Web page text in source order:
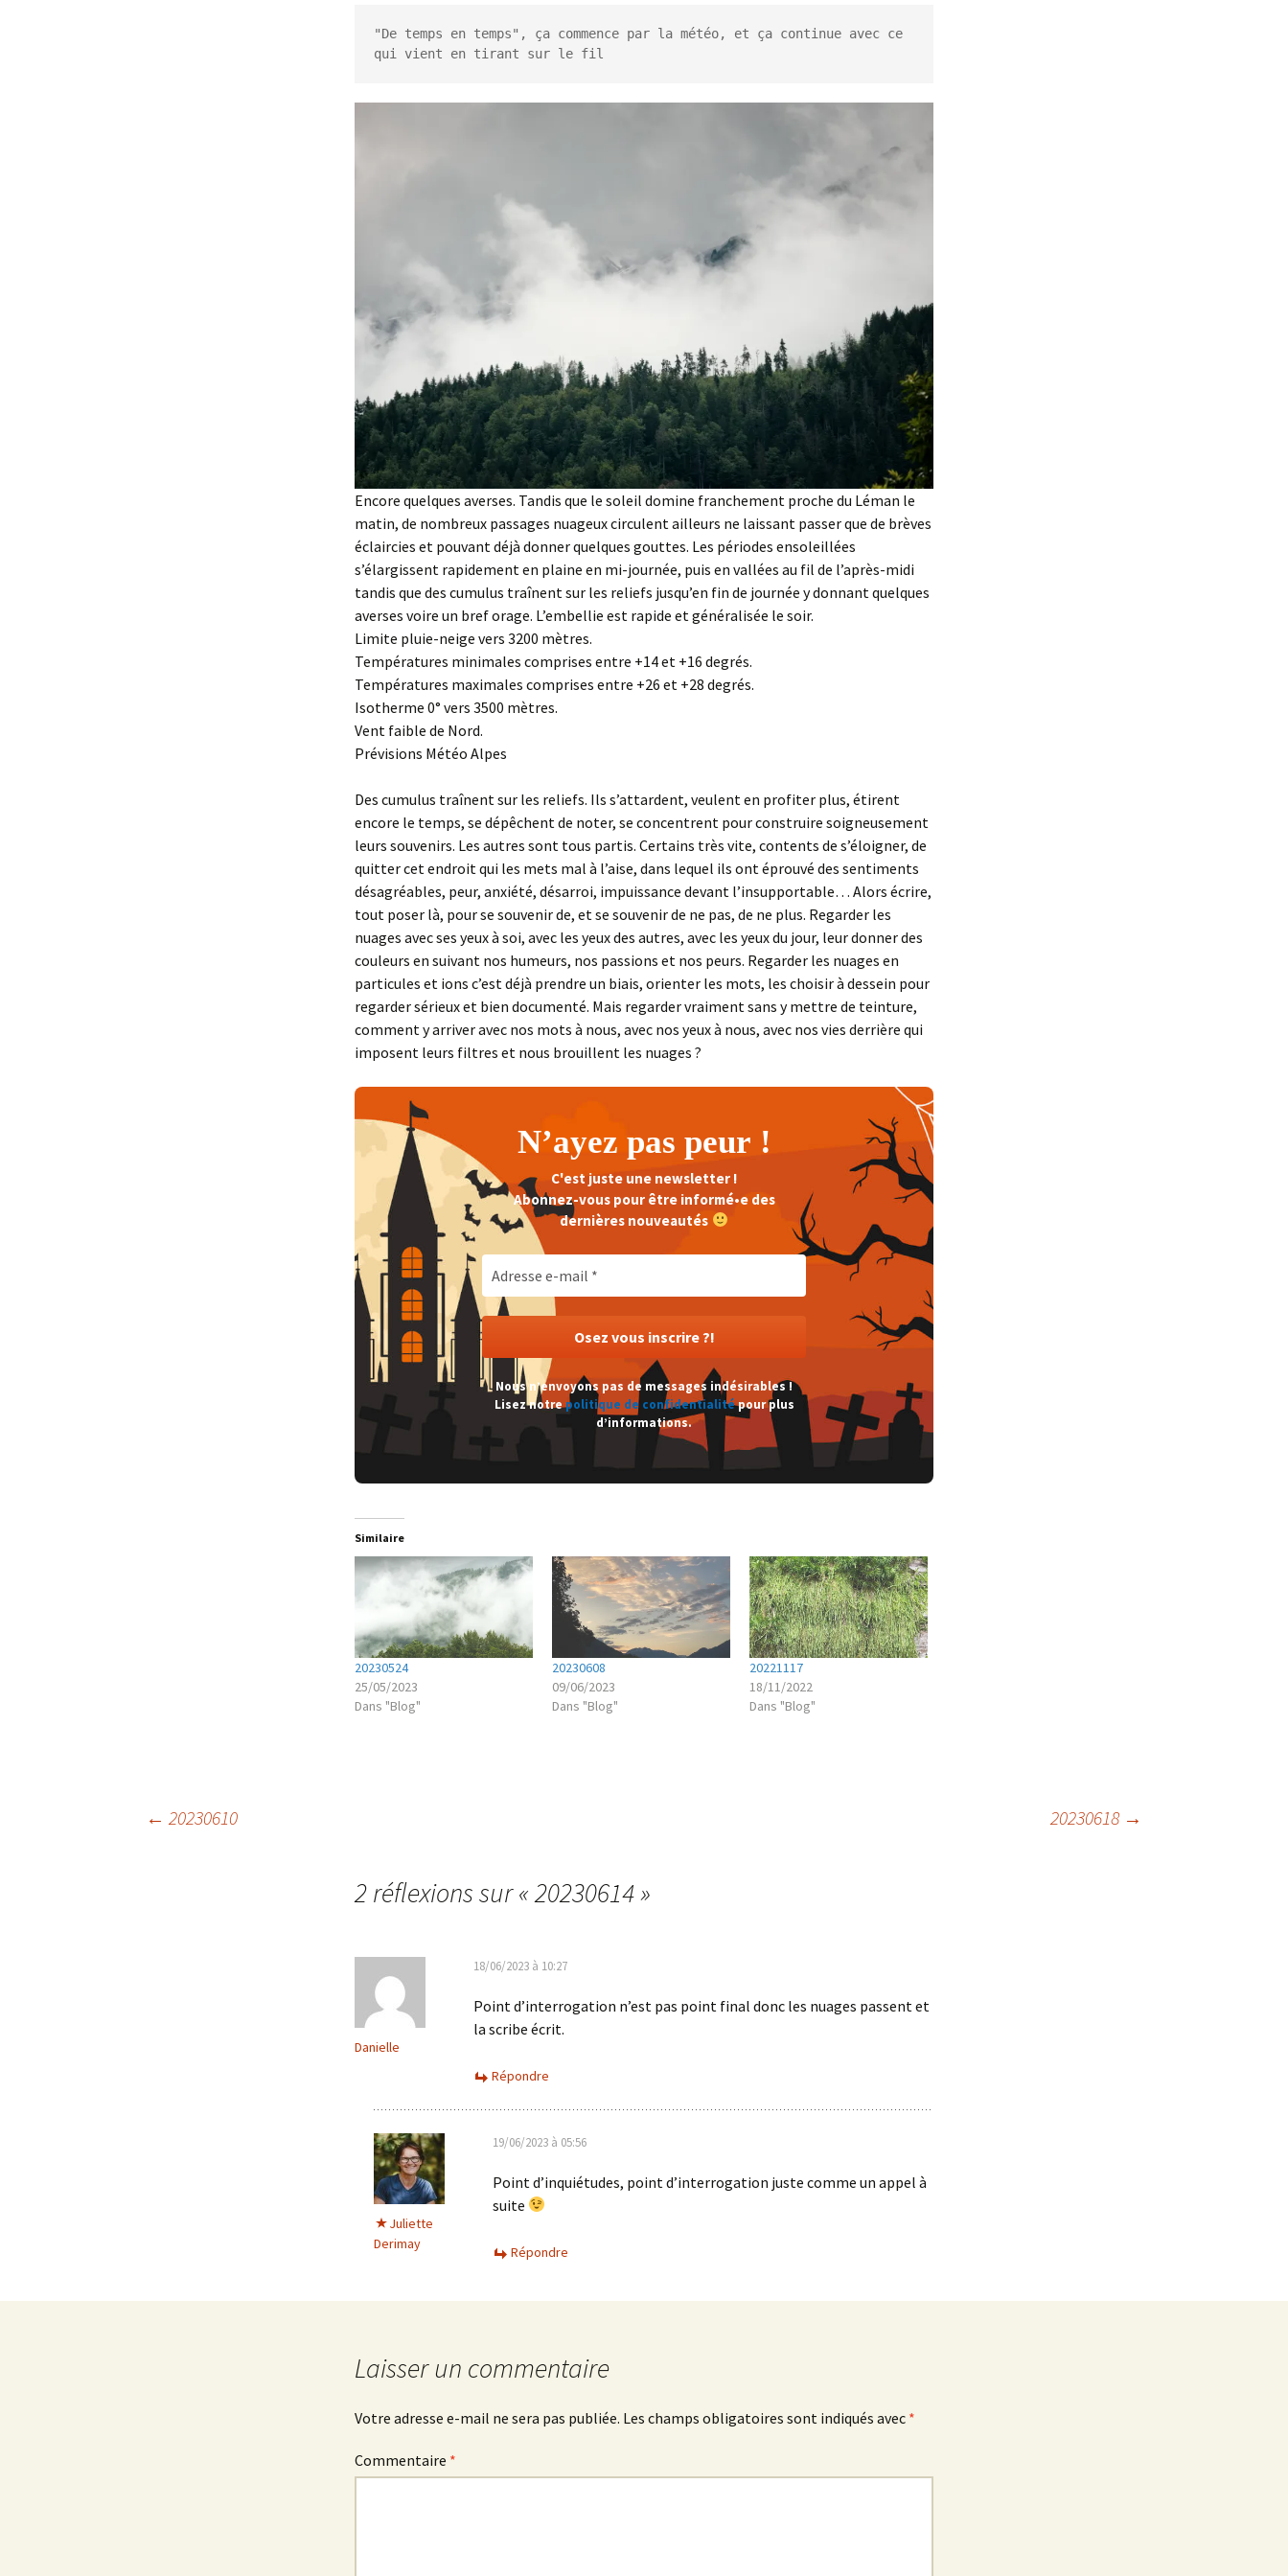
"De temps en temps", ça commence par la météo, et ça continue avec ce
qui vient en tirant sur le fil
Encore quelques averses. Tandis que le soleil domine franchement proche du Léman le
matin, de nombreux passages nuageux circulent ailleurs ne laissant passer que de brèves
éclaircies et pouvant déjà donner quelques gouttes. Les périodes ensoleillées
s’élargissent rapidement en plaine en mi-journée, puis en vallées au fil de l’après-midi
tandis que des cumulus traînent sur les reliefs jusqu’en fin de journée y donnant quelques
averses voire un bref orage. L’embellie est rapide et généralisée le soir.
Limite pluie-neige vers 3200 mètres.
Températures minimales comprises entre +14 et +16 degrés.
Températures maximales comprises entre +26 et +28 degrés.
Isotherme 0° vers 3500 mètres.
Vent faible de Nord.
Prévisions Météo Alpes
Des cumulus traînent sur les reliefs. Ils s’attardent, veulent en profiter plus, étirent
encore le temps, se dépêchent de noter, se concentrent pour construire soigneusement
leurs souvenirs. Les autres sont tous partis. Certains très vite, contents de s’éloigner, de
quitter cet endroit qui les mets mal à l’aise, dans lequel ils ont éprouvé des sentiments
désagréables, peur, anxiété, désarroi, impuissance devant l’insupportable… Alors écrire,
tout poser là, pour se souvenir de, et se souvenir de ne pas, de ne plus. Regarder les
nuages avec ses yeux à soi, avec les yeux des autres, avec les yeux du jour, leur donner des
couleurs en suivant nos humeurs, nos passions et nos peurs. Regarder les nuages en
particules et ions c’est déjà prendre un biais, orienter les mots, les choisir à dessein pour
regarder sérieux et bien documenté. Mais regarder vraiment sans y mettre de teinture,
comment y arriver avec nos mots à nous, avec nos yeux à nous, avec nos vies derrière qui
imposent leurs filtres et nous brouillent les nuages ?
N’ayez pas peur !
C'est juste une newsletter !
Abonnez-vous pour être informé•e des
dernières nouveautés
Nous n’envoyons pas de messages indésirables !
Lisez notrepolitique de confidentialitépour plus
d’informations.
Similaire
20230524
25/05/2023
Dans "Blog"
20230608
09/06/2023
Dans "Blog"
20221117
18/11/2022
Dans "Blog"
Navigation
← 20230610 20230618 →
2 réflexions sur «20230614»
Danielle
18/06/2023 à 10:27
Point d’interrogation n’est pas point final donc les nuages passent et
la scribe écrit.
Répondre
Juliette
Derimay
19/06/2023 à 05:56
Point d’inquiétudes, point d’interrogation juste comme un appel à
suite
Répondre
Laisser un commentaire
Votre adresse e-mail ne sera pas publiée. Les champs obligatoires sont indiqués avec *
Commentaire *